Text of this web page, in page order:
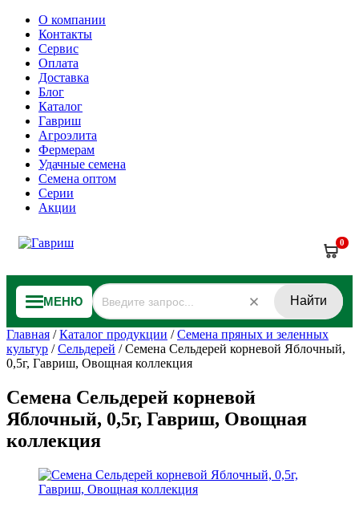
О компании
Контакты
Сервис
Оплата
Доставка
Блог
Каталог
Гавриш
Агроэлита
Фермерам
Удачные семена
Семена оптом
Серии
Акции
0
МЕНЮ Найти
Главная /Каталог продукции /Семена пряных и зеленных
культур /Сельдерей /Семена Сельдерей корневой Яблочный,
0,5г, Гавриш, Овощная коллекция
Семена Сельдерей корневой
Яблочный, 0,5г, Гавриш, Овощная
коллекция